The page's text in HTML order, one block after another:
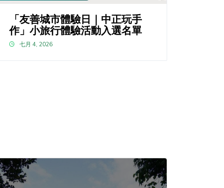
「友善城市體驗日｜中正玩手
作」小旅行體驗活動入選名單
七月 4, 2026